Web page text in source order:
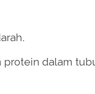
protein dalam